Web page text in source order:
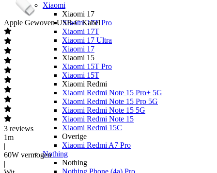
Xiaomi
Xiaomi 17
Xiaomi 17T Pro
Xiaomi 17T
Xiaomi 17 Ultra
Xiaomi 17
Xiaomi 15
Xiaomi 15T Pro
Xiaomi 15T
Xiaomi Redmi
Xiaomi Redmi Note 15 Pro+ 5G
Xiaomi Redmi Note 15 Pro 5G
Xiaomi Redmi Note 15 5G
Xiaomi Redmi Note 15
Xiaomi Redmi 15C
Overige
Xiaomi Redmi A7 Pro
Nothing
Nothing
Nothing Phone (4a) Pro
Apple Gewoven USB-C Kabel
3 reviews
1m
|
60W vermogen
|